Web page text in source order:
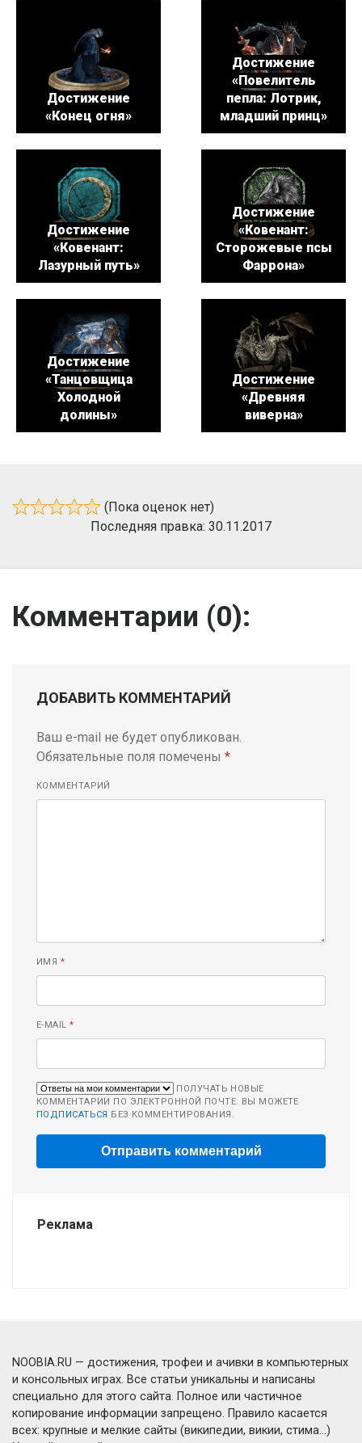
Достижение
«Конец огня»
Достижение
«Повелитель
пепла: Лотрик,
младший принц»
Достижение
«Ковенант:
Лазурный путь»
Достижение
«Ковенант:
Сторожевые псы
Фаррона»
Достижение
«Танцовщица
Холодной
долины»
Достижение
«Древняя
виверна»
(Пока оценок нет)
Последняя правка: 30.11.2017
Комментарии (0):
ДОБАВИТЬ КОММЕНТАРИЙ
Ваш e-mail не будет опубликован.
Обязательные поля помечены *
КОММЕНТАРИЙ
ИМЯ *
E-MAIL*
ПОЛУЧАТЬ НОВЫЕ
КОММЕНТАРИИ ПО ЭЛЕКТРОННОЙ ПОЧТЕ. ВЫ МОЖЕТЕ
ПОДПИСАТЬСЯ БЕЗ КОММЕНТИРОВАНИЯ.
Реклама
NOOBIA.RU — достижения, трофеи и ачивки в компьютерных
и консольных играх. Все статьи уникальны и написаны
специально для этого сайта. Полное или частичное
копирование информации запрещено. Правило касается
всех: крупные и мелкие сайты (википедии, викии, стима...)